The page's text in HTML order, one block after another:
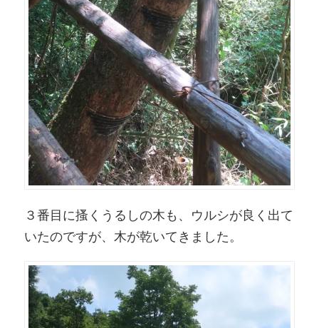
３番目に搔くうるしの木も、ウルシが良く出て
いたのですが、木が乾いてきました。